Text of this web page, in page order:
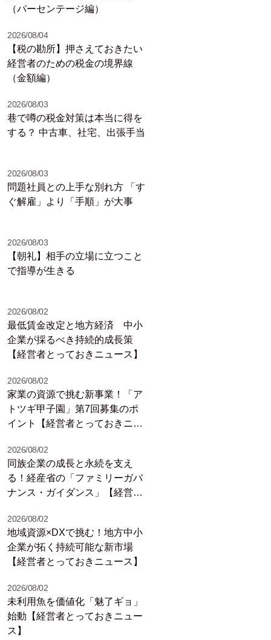
（パーセンテージ編）
2026/08/04
【税の勘所】押さえておきたい
経営者のための税金の境界線
（金額編）
2026/08/03
巷で噂の税金対策は本当に得を
する？ 中古車、社宅、出張手当
2026/08/03
問題社員との上手な別れ方 「す
ぐ解雇」より「手順」が大事
2026/08/03
【朝礼】相手の立場に立つこと
で指導が生きる
2026/08/02
最低賃金改定と地方経済 中小
企業が採るべき持続的成長策
【経営者とっておきニュース】
2026/08/02
家業の資源で挑む新事業！「ア
トツギ甲子園」第7回募集のポ
イント【経営者とっておきニュ
2026/08/02
同族企業の成長と永続を支え
る！経産省の「ファミリーガバ
ナンス・ガイダンス」【経営者
2026/08/02
地域資源×DXで挑む！地方中小
企業が拓く持続可能な新市場
【経営者とっておきニュース】
2026/08/02
未利用魚を価値化「魅了ギョ」
始動【経営者とっておきニュー
ス】